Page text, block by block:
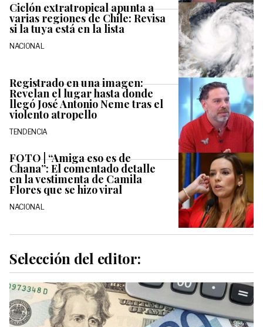
Ciclón extratropical apunta a
varias regiones de Chile: Revisa
si la tuya está en la lista
NACIONAL
Registrado en una imagen:
Revelan el lugar hasta donde
llegó José Antonio Neme tras el
violento atropello
TENDENCIA
FOTO | “Amiga eso es de
Chana”: El comentado detalle
en la vestimenta de Camila
Flores que se hizo viral
NACIONAL
Selección del editor: